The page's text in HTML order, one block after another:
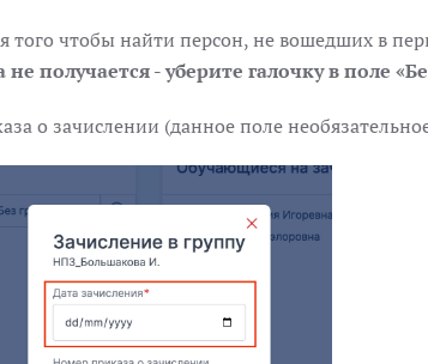
того чтобы найти персон, не вошедших в
получается - уберите галочку в поле
о зачислении (данное поле